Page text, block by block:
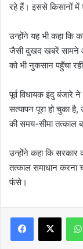
रहे हैं। इससे किसानों
उन्होंने यह भी कहा कि
जैसी दुखद खबरें सामने
को भी नुकसान पहुँचा
पूर्व विधायक इंदु बंजारे
सत्यापन पूरा हो चुका
की समय-सीमा तत्काल
उन्होंने कहा कि सरकार
तत्काल समाधान करना
फंसे।